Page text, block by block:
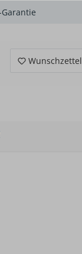
Wunschzettel